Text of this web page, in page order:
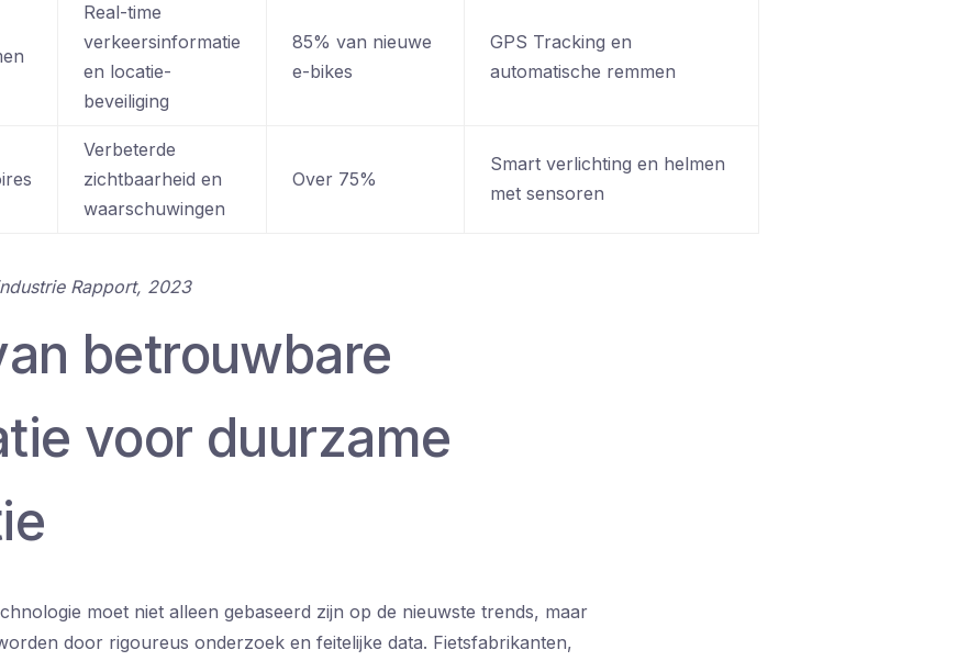
Real-time
verkeersinformatie
en locatie-
beveiliging
85% van nieuwe
e-bikes
GPS Tracking en
automatische remmen
Verbeterde
zichtbaarheid en
waarschuwingen
Over 75%
Smart verlichting en helmen
met sensoren
Rapport, 2023
betrouwbare
voor duurzame
moet niet alleen gebaseerd zijn op de nieuwste trends, maar
door rigoureus onderzoek en feitelijke data. Fietsfabrikanten,